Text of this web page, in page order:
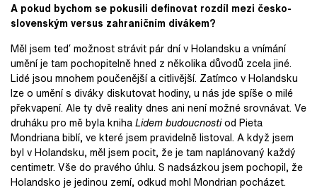
A pokud bychom se pokusili definovat rozdíl mezi česko-
slovenským versus zahraničním divákem?
Měl jsem teď možnost strávit pár dní v Holandsku a vnímání
umění je tam pochopitelně hned z několika důvodů zcela jiné.
Lidé jsou mnohem poučenější a citlivější. Zatímco v Holandsku
lze o umění s diváky diskutovat hodiny, u nás jde spíše o milé
překvapení. Ale ty dvě reality dnes ani není možné srovnávat. Ve
druháku pro mě byla knihaLidem budoucnostiod Pieta
Mondriana biblí, ve které jsem pravidelně listoval. A když jsem
byl v Holandsku, měl jsem pocit, že je tam naplánovaný každý
centimetr. Vše do pravého úhlu. S nadsázkou jsem pochopil, že
Holandsko je jedinou zemí, odkud mohl Mondrian pocházet.